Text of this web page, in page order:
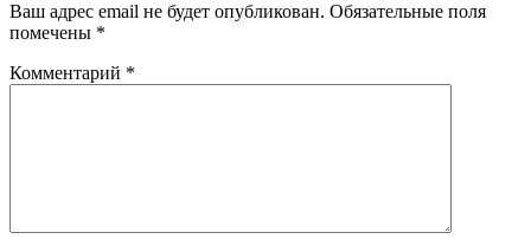
Ваш адрес email не будет опубликован. Обязательные поля
помечены *
Комментарий *